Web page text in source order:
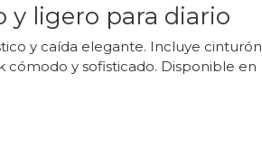
y ligero para diario
y caída elegante. Incluye cinturón
cómodo y sofisticado. Disponible en